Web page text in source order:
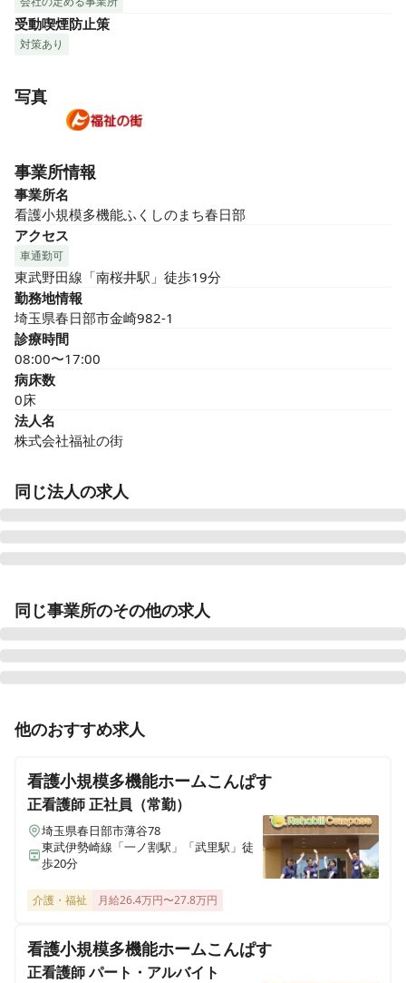
受動喫煙防止策
対策あり
写真
事業所情報
事業所名
看護小規模多機能ふくしのまち春日部
アクセス
車通勤可
東武野田線「南桜井駅」徒歩19分
勤務地情報
埼玉県春日部市金崎982-1
診療時間
08:00〜17:00
病床数
0床
法人名
株式会社福祉の街
同じ法人の求人
埼玉県深谷市岡部2016-1
ふくしのまち熊谷
ふくしのまち大宮
ふくしのまち与野
埼玉県さいたま市浦和区木崎4-17-1 バロンズ木崎2F
ふくしのまち東松山
ふくしのまち西入間
埼玉県入間郡毛呂山町長瀬720-25
同じ事業所のその他の求人
正看護師 正社員（常勤）
春日部◎お一人お一人のケアプランに基づいたその人ら
他のおすすめ求人
看護小規模多機能ホームこんぱす
正看護師正社員（常勤）
埼玉県春日部市薄谷78
東武伊勢崎線「一ノ割駅」「武里駅」徒
歩20分
介護・福祉 月給26.4万円〜27.8万円
看護小規模多機能ホームこんぱす
正看護師パート・アルバイト